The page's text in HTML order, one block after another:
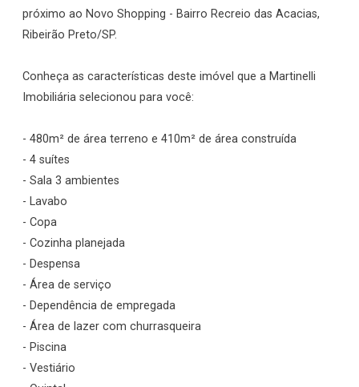
próximo ao Novo Shopping - Bairro Recreio das Acacias,
Ribeirão Preto/SP.
Conheça as características deste imóvel que a Martinelli
Imobiliária selecionou para você:
- 480m² de área terreno e 410m² de área construída
- 4 suítes
- Sala 3 ambientes
- Lavabo
- Copa
- Cozinha planejada
- Despensa
- Área de serviço
- Dependência de empregada
- Área de lazer com churrasqueira
- Piscina
- Vestiário